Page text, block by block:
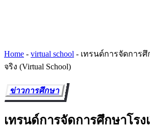
Home - virtual school - เทรนด์การจัดการศึ
จริง (Virtual School)
ข่าวการศึกษา
เทรนด์การจัดการศึกษาโรง